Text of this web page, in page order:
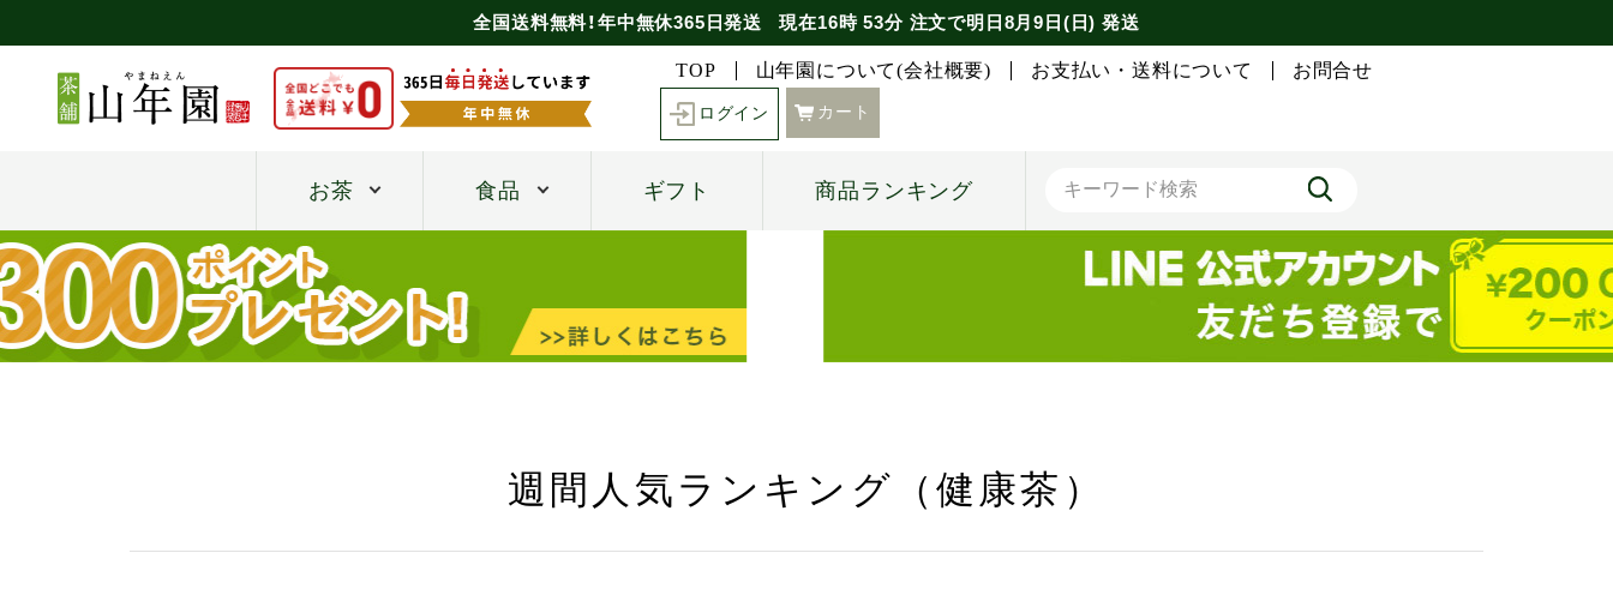
全国送料無料！年中無休365日発送 現在16時 53分注文で明日8月9日(日) 発送
TOP 山年園について(会社概要) お支払い・送料について お問合せ
ログイン カート
お茶 食品 ギフト 商品ランキング
週間人気ランキング（健康茶）